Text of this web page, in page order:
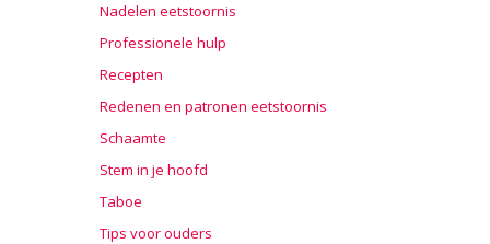
Nadelen eetstoornis
Professionele hulp
Recepten
Redenen en patronen eetstoornis
Schaamte
Stem in je hoofd
Taboe
Tips voor ouders